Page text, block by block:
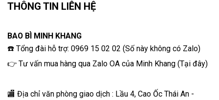
THÔNG TIN LIÊN HỆ
BAO BÌ MINH KHANG
☎️ Tổng đài hỗ trợ: 0969 15 02 02 (Số này không có Zalo)
👉 Tư vấn mua hàng qua Zalo OA của Minh Khang (Tại đây)
🏬 Địa chỉ văn phòng giao dịch : Lầu 4, Cao Ốc Thái An -